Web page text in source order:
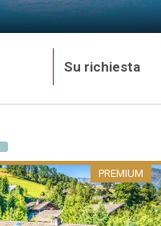
Su richiesta
PREMIUM